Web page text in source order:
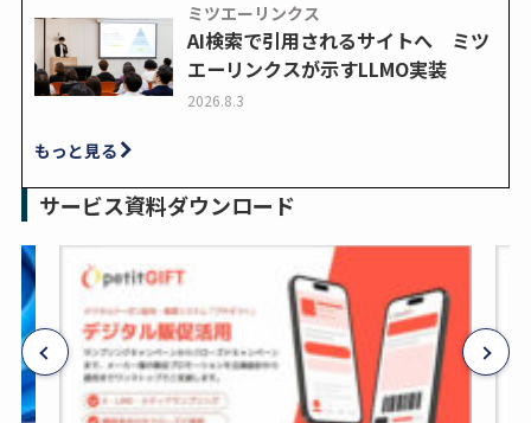
ミツエーリンクス
AI検索で引用されるサイトへ ミツ
エーリンクスが示すLLMO実装
2026.8.3
もっと見る
サービス資料ダウンロード